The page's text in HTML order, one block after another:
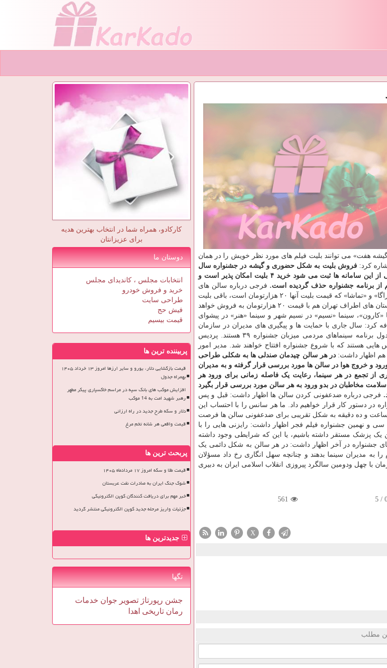
هفت» می توانند بلیت فیلم های مورد نظر خویش را در همان
کرد:فروش بلیت به شکل حضوری و گیشه در جشنواره سال
جاری به صورت کلی حذف گردیده است، اما برای هر شماره تلفنی که در یکی از این سامانه ها ثبت می شود خرید ۴ بلیت امکان پذیر است و
برنامه جشنواره حذف گردیده است.فرجی درباره سالن های
اکران واقع در تهران و شهرستان ها اظهار داشت: به جز سه سینمای «کیان»، «راگا» و «تماشا» که قیمت بلیت آنها ۲۰ هزارتومان است، باقی بلیت
های جشنواره به قیمت ۳۰ هزارتومان به فروش می رسد. قیمت بلیت در شهرستان های اطراف تهران هم با قیمت ۲۰ هزارتومان به فروش خواهد
«کارون»، سینما «نسیم» در نسیم شهر و سینما «هنر» در پیشوای
کرد: سال جاری با حمایت ها و پیگیری های مدیران در سازمان
سینمایی ۴ پردیس سینمایی جدید هم به مرحله بهره برداری رسیده که در جدول برنامه سینماهای مردمی میزبان جشنواره ۳۹ هستند. پردیس
هستند که با شروع جشنواره افتتاح خواهند شد. مدیر امور
هم اظهار داشت:در هر سالن چیدمان صندلی ها به شکلی طراحی
و خروج هوا در سالن ها مورد بررسی قرار گرفته و به مدیران
تجمع در هر سینما، رعایت یک فاصله زمانی برای ورود هر
مخاطبان در بدو ورود به هر سالن مورد بررسی قرار بگیرد
فرجی درباره ضدعفونی کردن سالن ها اظهار داشت: قبل و پس
در دستور کار قرار خواهیم داد. ما هر سانس را با احتساب این
یک ساعت و ده دقیقه به شکل تقریبی برای ضدعفونی سالن ها فرصت
سی و نهمین جشنواره فیلم فجر اظهار داشت: رایزنی هایی را با
یک پزشک مستقر داشته باشیم، یا این که شرایطی وجود داشته
جشنواره در آخر اظهار داشت: در هر سالن به شکل دائمی یک
به مدیران سینما بدهند و چنانچه سهل انگاری رخ داد مسؤلان
آگاه کنند. سی ونهمین جشنواره فیلم فجر از ۱۲ تا ۲۲ بهمن ۹۹ همزمان با چهل ودومین سالگرد پیروزی انقلاب اسلامی ایران به دبیری
/
5
561
X
مطلب
کارکادو، همراه شما در انتخاب بهترین هدیه
برای عزیزانتان
دوستان ما
انتخابات مجلس ، کاندیدای مجلس
خرید و فروش خودرو
طراحی سایت
فیش حج
قیمت بیسیم
پربیننده ترین ها
قیمت بازگشایی دلار، یورو و سایر ارزها امروز ۱۳ خرداد ۱۴۰۵
بهمراه جدول
افزایش موکب های بانک سپه در مراسم خاکسپاری پیکر مطهر
رهبر شهید امت به 14 موکب
دلار و سکه طرح جدید در راه ارزانی
قیمت واقعی هر شانه تخم مرغ
پربحث ترین ها
قیمت طلا و سکه امروز ۱۷ مردادماه ۱۴۰۵
شوک جنگ ایران به صادرات نفت عربستان
خبر مهم برای دریافت کنندگان کوپن الکترونیکی
جزئیات واریز مرحله جدید کوپن الکترونیکی منتشر گردید
جدیدترین ها
تگها
جشن رپورتاژ تصویر جوان خدمات
رمان تاریخی اهدا